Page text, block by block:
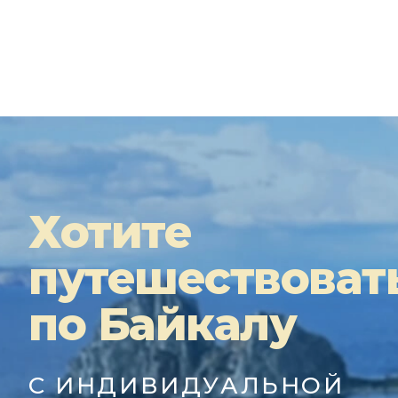
Хотите
по Байкалу
С ИНДИВИДУАЛЬНОЙ